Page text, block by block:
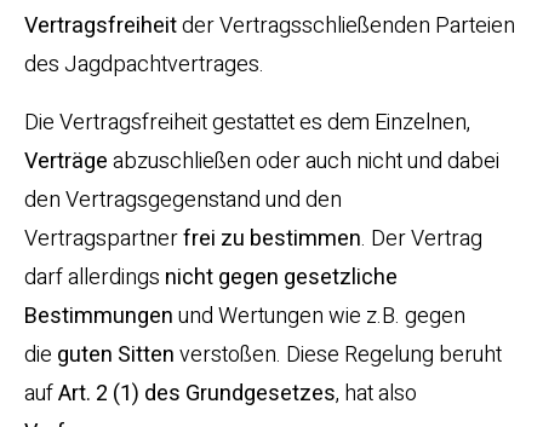
Vertragsfreiheitder Vertragsschließenden Parteien
des Jagdpachtvertrages.
Die Vertragsfreiheit gestattet es dem Einzelnen,
Verträgeabzuschließen oder auch nicht und dabei
den Vertragsgegenstand und den
Vertragspartnerfrei zu bestimmen. Der Vertrag
darf allerdings nicht gegen gesetzliche
Bestimmungenund Wertungen wie z.B. gegen
die guten Sittenverstoßen. Diese Regelung beruht
aufArt. 2 (1) des Grundgesetzes, hat also